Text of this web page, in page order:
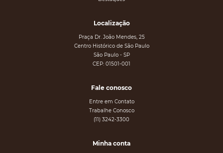
Localização
Praça Dr. João Mendes, 25
Centro Histórico de São Paulo
São Paulo - SP
CEP: 01501-001
Fale conosco
Entre em Contato
Trabalhe Conosco
(11) 3242-3300
Minha conta